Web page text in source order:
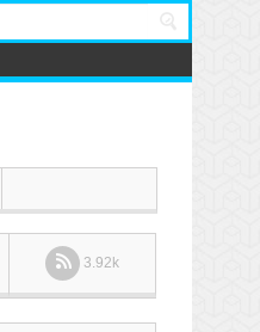
3.92k